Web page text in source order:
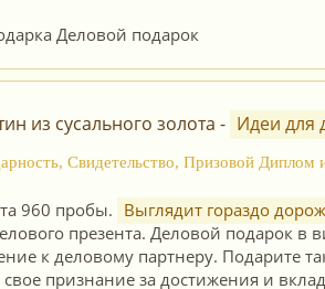
из сусального золота - Идеи для
Свидетельство, Призовой Диплом
960 пробы. Выглядит гораздо
презента. Деловой подарок в
к деловому партнеру. Подарите
признание за достижения и